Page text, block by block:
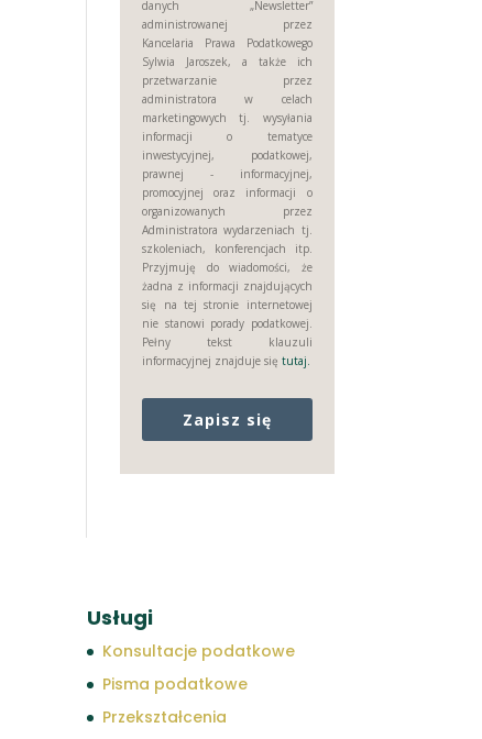
danych „Newsletter”
administrowanej przez
Kancelaria Prawa Podatkowego
Sylwia Jaroszek, a także ich
przetwarzanie przez
administratora w celach
marketingowych tj. wysyłania
informacji o tematyce
inwestycyjnej, podatkowej,
prawnej - informacyjnej,
promocyjnej oraz informacji o
organizowanych przez
Administratora wydarzeniach tj.
szkoleniach, konferencjach itp.
Przyjmuję do wiadomości, że
żadna z informacji znajdujących
się na tej stronie internetowej
nie stanowi porady podatkowej.
Pełny tekst klauzuli
informacyjnej znajduje siętutaj.
Zapisz się
Usługi
Konsultacje podatkowe
Pisma podatkowe
Przekształcenia